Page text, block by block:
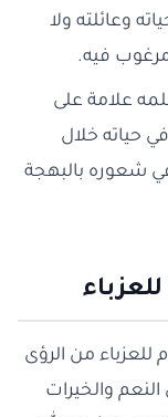
وعائلته ولا
فيه.
علامة على
حياته خلال
شعوره بالبهجة
للعزباء من الرؤى
النعم والخيرات